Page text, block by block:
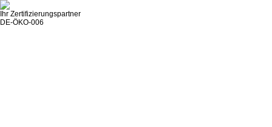
Ihr Zertifizierungspartner
DE-ÖKO-006